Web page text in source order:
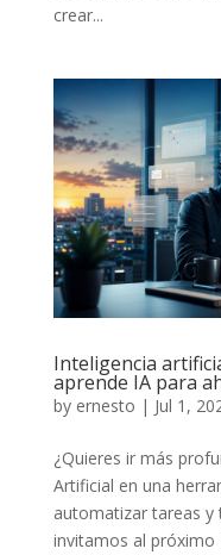
crear...
Inteligencia
aprende IA para
by ernesto | Jul 1,
¿Quieres ir más
Artificial en una
automatizar tareas y
invitamos al próximo